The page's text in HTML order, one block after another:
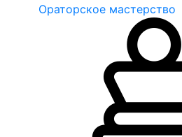
Ораторское мастерство